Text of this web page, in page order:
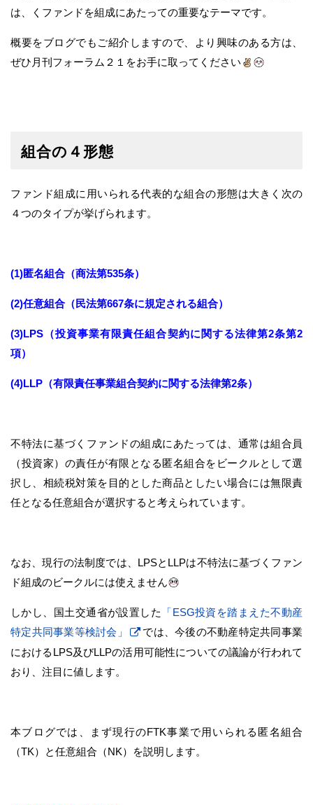
は、くファンドを組成にあたっての重要なテーマです。
概要をブログでもご紹介しますので、より興味のある方は、
ぜひ月刊フォーラム２１をお手に取ってください
組合の４形態
ファンド組成に用いられる代表的な組合の形態は大きく次の
４つのタイプが挙げられます。
(1)匿名組合（商法第535条）
(2)任意組合（民法第667条に規定される組合）
(3)LPS（投資事業有限責任組合契約に関する法律第2条第2
項）
(4)LLP（有限責任事業組合契約に関する法律第2条）
不特法に基づくファンドの組成にあたっては、通常は組合員
（投資家）の責任が有限となる匿名組合をビークルとして選
択し、相続税対策を目的とした商品としたい場合には無限責
任となる任意組合が選択すると考えられています。
なお、現行の法制度では、LPSとLLPは不特法に基づくファン
ド組成のビークルには使えません
しかし、国土交通省が設置した
「ESG投資を踏まえた不動産
特定共同事業等検討会」
では、今後の不動産特定共同事業
におけるLPS及びLLPの活用可能性についての議論が行われて
おり、注目に値します。
本ブログでは、まず現行のFTK事業で用いられる匿名組合
（TK）と任意組合（NK）を説明します。